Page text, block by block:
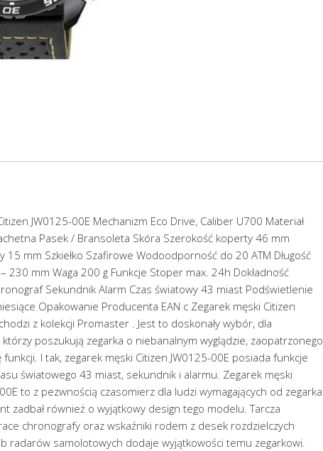
JW0125-00E Mechanizm Eco Drive, Caliber U700 Materiał
Pasek / Bransoleta Skóra Szerokość koperty 46 mm
15 mm Szkiełko Szafirowe Wodoodporność do 20 ATM Długość
230 mm Waga 200 g Funkcje Stoper max. 24h Dokładność
Sekundnik Alarm Czas światowy 43 miast Podświetlenie
Opakowanie Producenta EAN c Zegarek męski Citizen
z kolekcji Promaster . Jest to doskonały wybór, dla
poszukują zegarka o niebanalnym wyglądzie, zaopatrzonego
I tak, zegarek męski Citizen JW0125-00E posiada funkcje
światowego 43 miast, sekundnik i alarmu. Zegarek męski
to z pezwnością czasomierz dla ludzi wymagających od zegarka
zadbał również o wyjątkowy design tego modelu. Tarcza
chronografy oraz wskaźniki rodem z desek rozdzielczych
radarów samolotowych dodaje wyjątkowości temu zegarkowi.